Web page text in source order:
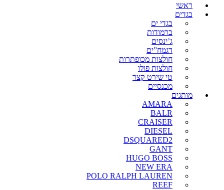
ראשי
בגדים
בגדי ים
ברמודות
ג’ינסים
דגמח”ים
חולצות מכופתרות
חולצות פולו
טי שירט קצר
מכנסיים
מותגים
AMARA
BALR
CRAISER
DIESEL
DSQUARED2
GANT
HUGO BOSS
NEW ERA
POLO RALPH LAUREN
REEF